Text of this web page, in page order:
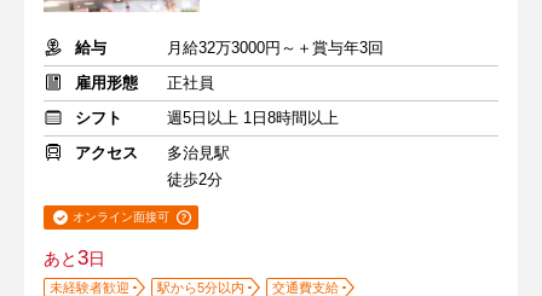
給与
月給32万3000円～＋賞与年3回
雇用形態
正社員
シフト
週5日以上 1日8時間以上
アクセス
多治見駅
徒歩2分
オンライン面接可
あと3日
未経験者歓迎 駅から5分以内
交通費支給